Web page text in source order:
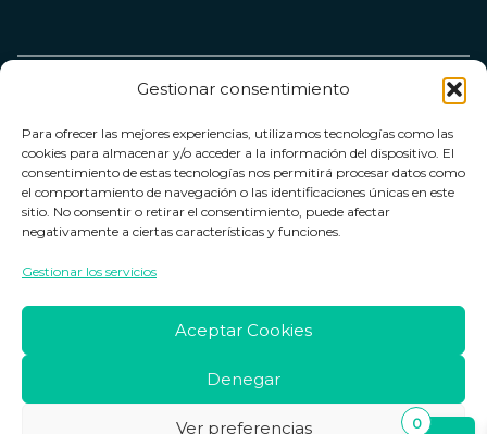
Gestionar consentimiento
Para ofrecer las mejores experiencias, utilizamos tecnologías como las
cookies para almacenar y/o acceder a la información del dispositivo. El
consentimiento de estas tecnologías nos permitirá procesar datos como
el comportamiento de navegación o las identificaciones únicas en este
sitio. No consentir o retirar el consentimiento, puede afectar
negativamente a ciertas características y funciones.
Gestionar los servicios
Aceptar Cookies
Denegar
Ver preferencias
Contacto
Contacto
Política de
devoluciones
Horario de
Lun. a Vie.:
18:00h
Términos y
condiciones
Política de
privacidad
cookies
Farmacenter
digital, S.L
B24836249
info@farmacenter.es
de pago
0